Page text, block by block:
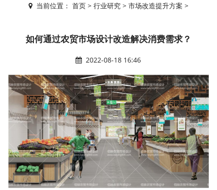
当前位置： 首页> 行业研究> 市场改造提升方案 >
如何通过农贸市场设计改造解决消费需求？
2022-08-18 16:46